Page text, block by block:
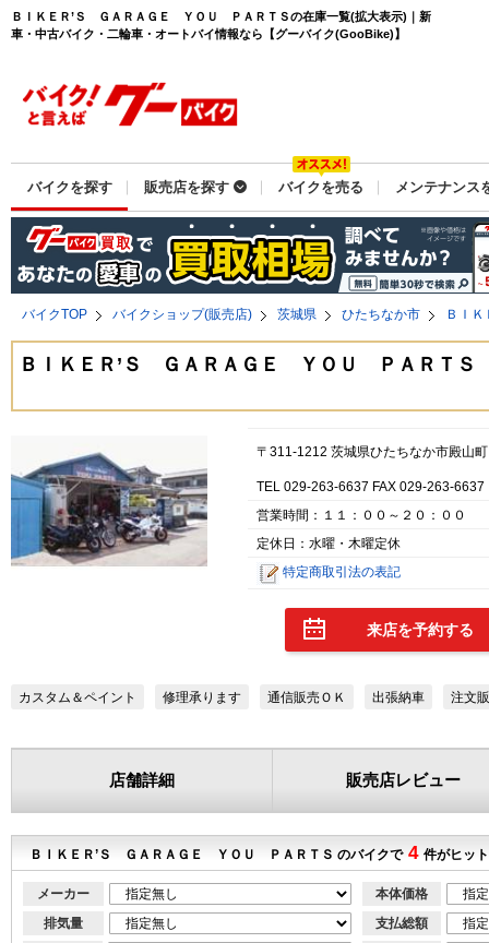
ＢＩＫＥＲ’Ｓ ＧＡＲＡＧＥ ＹＯＵ ＰＡＲＴＳの在庫一覧(拡大表示)｜新
車・中古バイク・二輪車・オートバイ情報なら【グーバイク(GooBike)】
バイクを探す 販売店を探す バイクを売る メンテナンス
バイクTOP バイクショップ(販売店) 茨城県 ひたちなか市 ＢＩ
ＢＩＫＥＲ’Ｓ ＧＡＲＡＧＥ ＹＯＵ ＰＡＲＴＳ
〒311-1212 茨城県ひたちなか市殿山
TEL 029-263-6637 FAX 029-263-6637
営業時間：１１：００～２０：００
定休日：水曜・木曜定休
特定商取引法の表記
来店を予約する
カスタム＆ペイント 修理承ります 通信販売ＯＫ 出張納車 注文
店舗詳細 販売店レビュー
ＢＩＫＥＲ’Ｓ ＧＡＲＡＧＥ ＹＯＵ ＰＡＲＴＳ のバイクで 4 件がヒッ
メーカー
排気量
本体価格
支払総額